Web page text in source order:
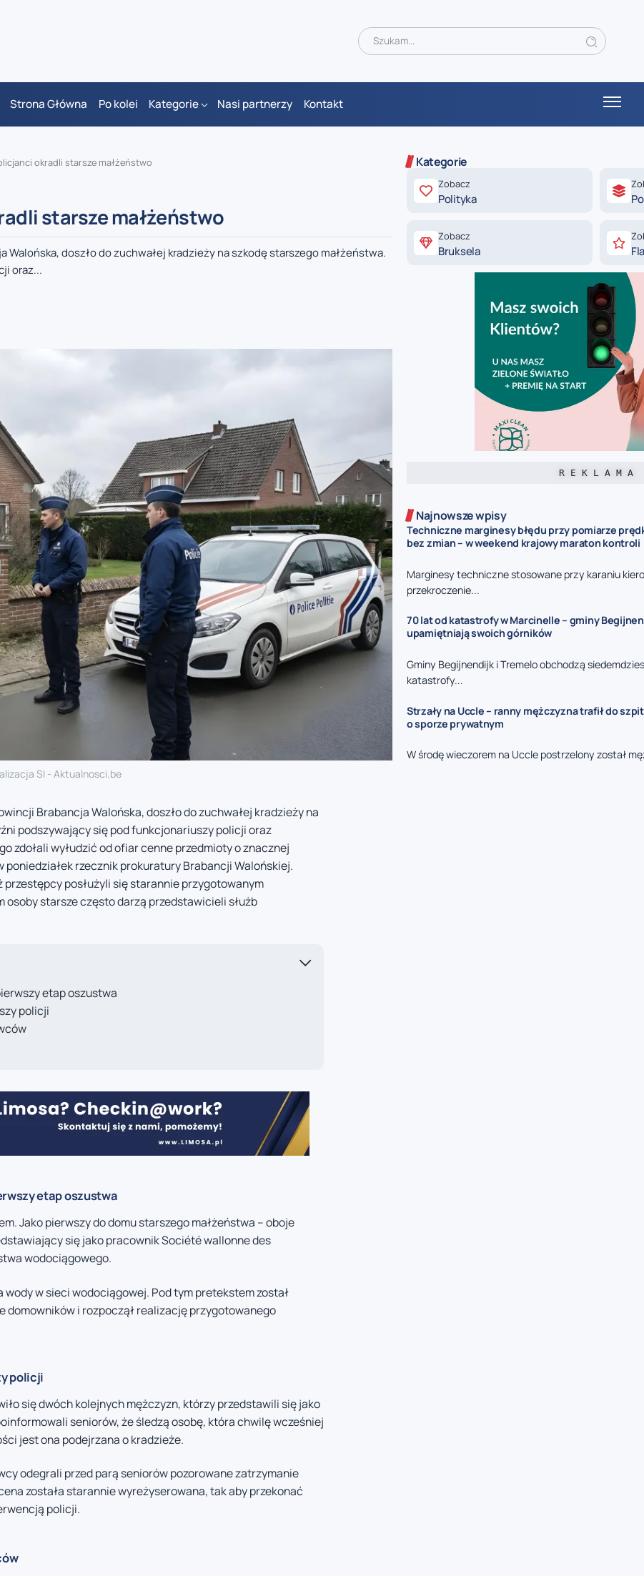
Strona Główna Po kolei Kategorie Nasi partnerzy Kontakt
okradli starsze małżeństwo
starsze małżeństwo
Walońska, doszło do zuchwałej kradzieży na szkodę starszego małżeństwa.
oraz...
SI - Aktualnosci.be
Brabancja Walońska, doszło do zuchwałej kradzieży na
podszywający się pod funkcjonariuszy policji oraz
zdołali wyłudzić od ofiar cenne przedmioty o znacznej
rzecznik prokuratury Brabancji Walońskiej.
posłużyli się starannie przygotowanym
starsze często darzą przedstawicieli służb
etap oszustwa
policji
etap oszustwa
Jako pierwszy do domu starszego małżeństwa – oboje
się jako pracownik Société wallonne des
wodociągowego.
wody w sieci wodociągowej. Pod tym pretekstem został
domowników i rozpoczął realizację przygotowanego
policji
się dwóch kolejnych mężczyzn, którzy przedstawili się jako
seniorów, że śledzą osobę, która chwilę wcześniej
jest ona podejrzana o kradzieże.
odegrali przed parą seniorów pozorowane zatrzymanie
została starannie wyreżyserowana, tak aby przekonać
policji.
Kategorie
Zobacz
Polityka
Zobacz
Bruksela
R E K L A M A
Najnowsze wpisy
Techniczne marginesy błędu przy pomiarze
bez zmian – w weekend krajowy maraton kontroli
Marginesy techniczne stosowane przy karaniu
przekroczenie...
70 lat od katastrofy w Marcinelle – gminy
upamiętniają swoich górników
Gminy Begijnendijk i Tremelo obchodzą
katastrofy...
Strzały na Uccle – ranny mężczyzna trafił do
o sporze prywatnym
W środę wieczorem na Uccle postrzelony został